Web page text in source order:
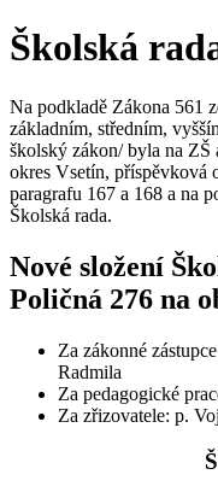
Školská
Na podkladě Zákona 561
základním, středním,
školský zákon/ byla na ZŠ
okres Vsetín, příspěvková
paragrafu 167 a 168 a na
Školská rada.
Nové složení
Poličná 276 na
Za zákonné
Radmila
Za pedagogické
Za zřizovatele: p.